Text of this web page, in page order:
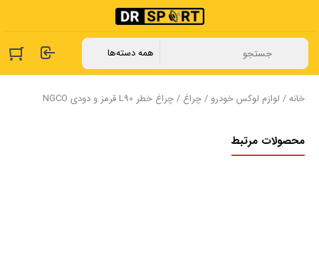
خانه/ لوازم لوکس خودرو /چراغ / چراغ خطر L90 قرمز و دودی NGCO
محصولات مرتبط